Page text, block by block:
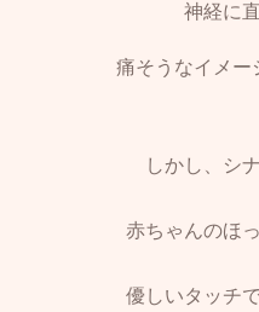
神経に
痛そうなイメー
しかし、シ
赤ちゃんのほ
優しいタッチ